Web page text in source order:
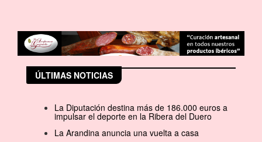
ÚLTIMAS NOTICIAS
La Diputación destina más de 186.000 euros a
impulsar el deporte en la Ribera del Duero
La Arandina anuncia una vuelta a casa